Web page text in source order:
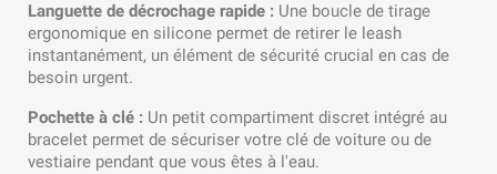
Languette de décrochage rapide : Une boucle de tirage
ergonomique en silicone permet de retirer le leash
instantanément, un élément de sécurité crucial en cas de
besoin urgent.
Pochette à clé : Un petit compartiment discret intégré au
bracelet permet de sécuriser votre clé de voiture ou de
vestiaire pendant que vous êtes à l'eau.